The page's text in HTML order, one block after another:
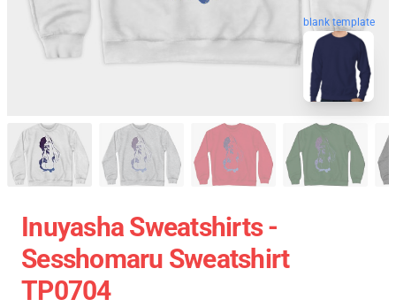
blank template
Inuyasha Sweatshirts -
Sesshomaru Sweatshirt
TP0704